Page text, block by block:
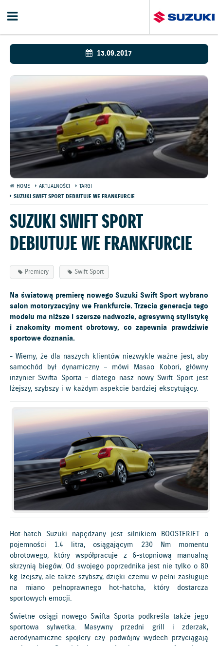
13.09.2017
HOME AKTUALNOŚCI
TARGI
SUZUKI SWIFT SPORT DEBIUTUJE WE FRANKFURCIE
SUZUKI SWIFT SPORT
DEBIUTUJE WE FRANKFURCIE
Premiery Swift Sport
Na światową premierę nowego Suzuki Swift Sport wybrano
salon motoryzacyjny we Frankfurcie. Trzecia generacja tego
modelu ma niższe i szersze nadwozie, agresywną stylistykę
i znakomity moment obrotowy, co zapewnia prawdziwie
sportowe doznania.
- Wiemy, że dla naszych klientów niezwykle ważne jest, aby
samochód był dynamiczny – mówi Masao Kobori, główny
inżynier Swifta Sporta – dlatego nasz nowy Swift Sport jest
lżejszy, szybszy i w każdym aspekcie bardziej ekscytujący.
Hot-hatch Suzuki napędzany jest silnikiem BOOSTERJET o
pojemności 1.4 litra, osiągającym 230 Nm momentu
obrotowego, który współpracuje z 6-stopniową manualną
skrzynią biegów. Od swojego poprzednika jest nie tylko o 80
kg lżejszy, ale także szybszy, dzięki czemu w pełni zasługuje
na miano pełnoprawnego hot-hatcha, który dostarcza
sportowych emocji.
Świetne osiągi nowego Swifta Sporta podkreśla także jego
sportowa sylwetka. Masywny przedni grill i zderzak,
aerodynamiczne spojlery czy podwójny wydech przyciągają